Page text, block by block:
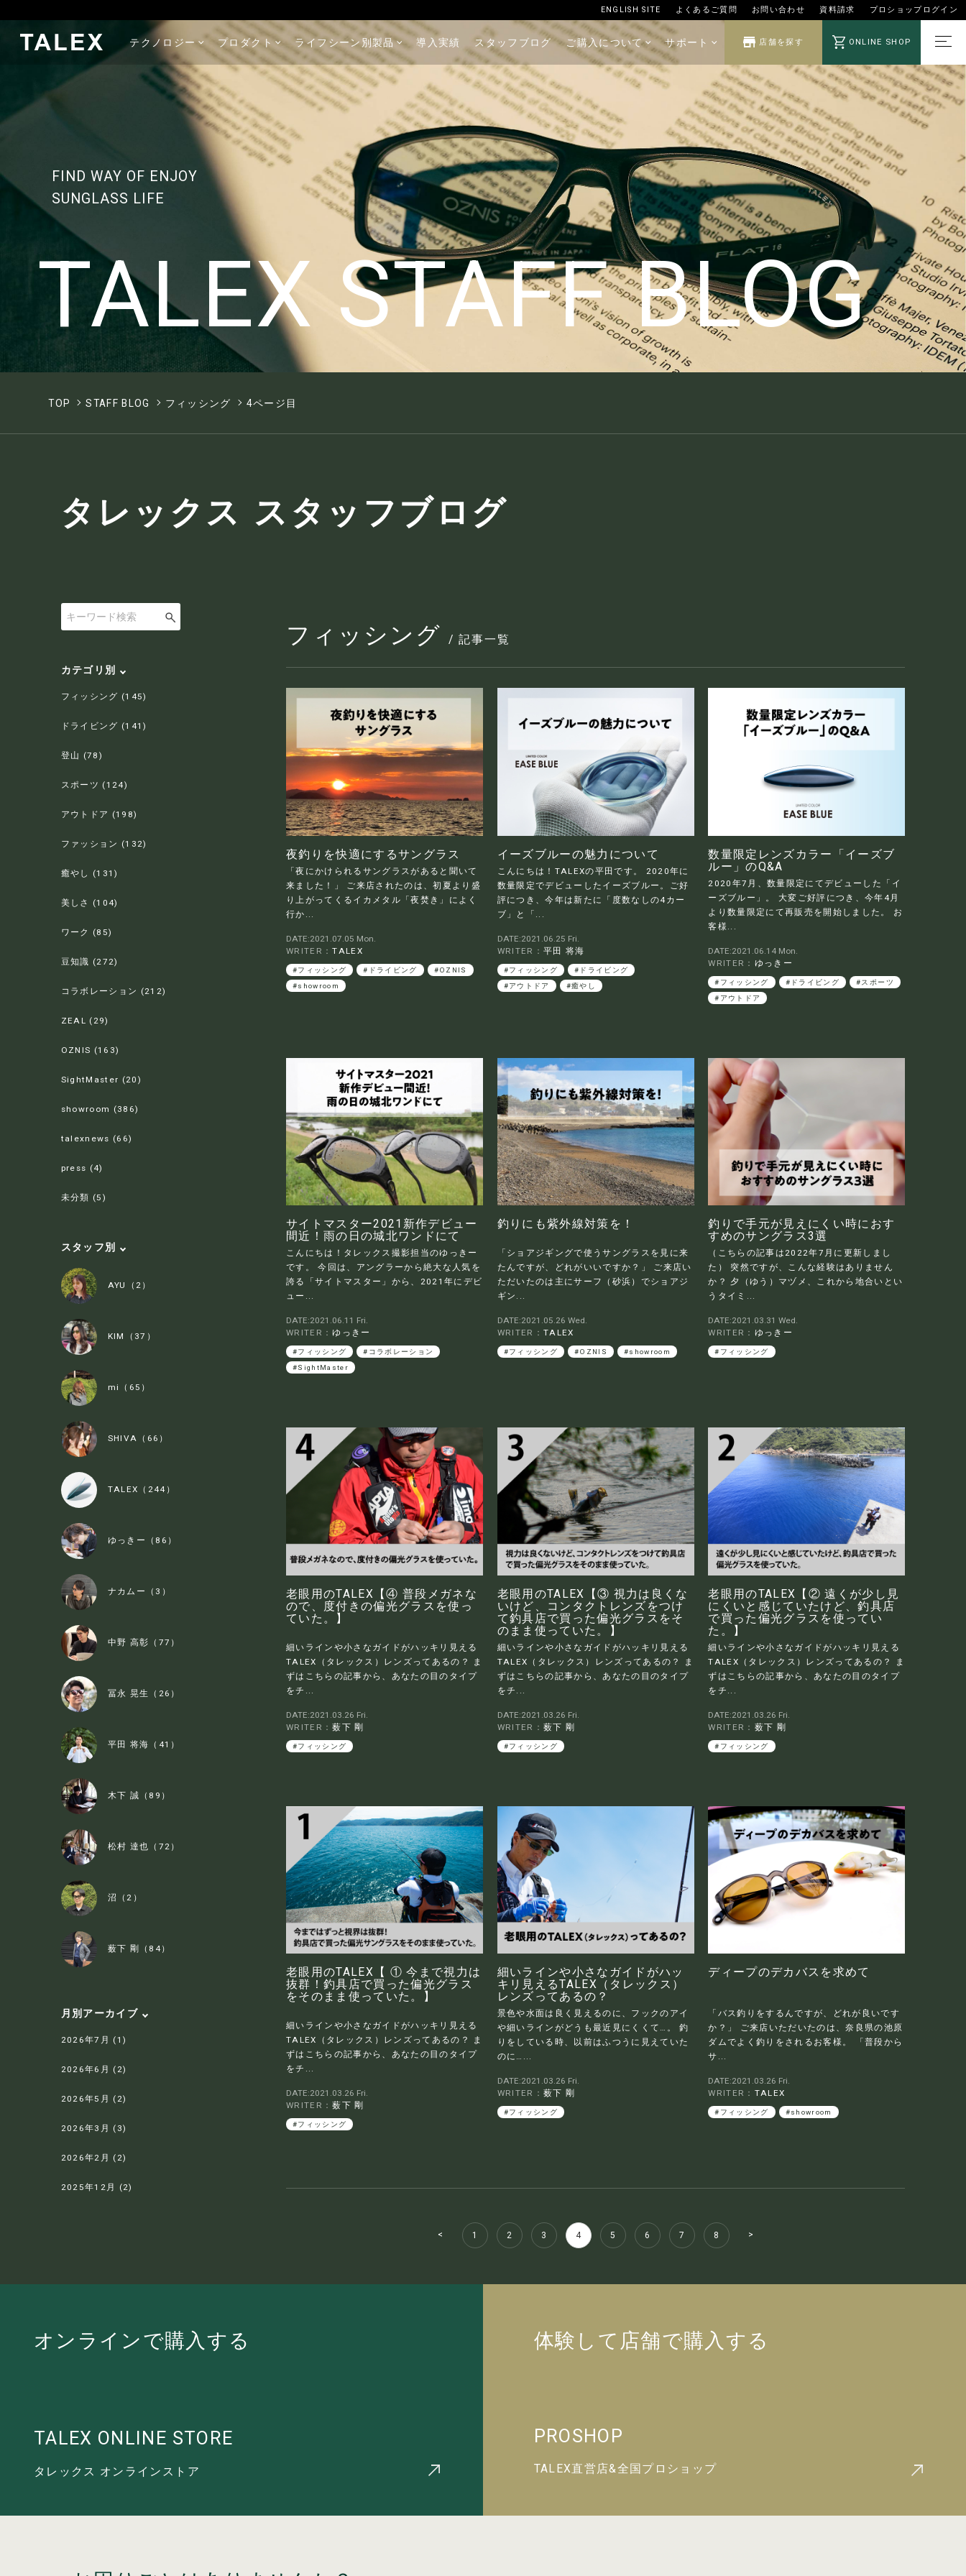
ENGLISH SITE よくあるご質問 お問い合わせ 資料請求 プロショップログイン
テクノロジー プロダクト ライフシーン別製品 導入実績 スタッフブログ ご購入について サポート 店舗を探す ONLINE SHOP
FIND WAY OF ENJOY
SUNGLASS LIFE
TALEX STAFF BLOG
TOP STAFF BLOG フィッシング 4ページ目
タレックス スタッフブログ
カテゴリ別
フィッシング (145)
ドライビング (141)
登山 (78)
スポーツ (124)
アウトドア (198)
ファッション (132)
癒やし (131)
美しさ (104)
ワーク (85)
豆知識 (272)
コラボレーション (212)
ZEAL (29)
OZNIS (163)
SightMaster (20)
showroom (386)
talexnews (66)
press (4)
未分類 (5)
スタッフ別
AYU（2）
KIM（37）
mi（65）
SHIVA（66）
TALEX（244）
ゆっきー（86）
ナカムー（3）
中野 高彰（77）
冨永 晃生（26）
平田 将海（41）
木下 誠（89）
松村 達也（72）
沼（2）
薮下 剛（84）
月別アーカイブ
2026年7月 (1)
2026年6月 (2)
2026年5月 (2)
2026年3月 (3)
2026年2月 (2)
2025年12月 (2)
フィッシング / 記事一覧
夜釣りを快適にするサングラス
「夜にかけられるサングラスがあると聞いて
来ました！」 ご来店されたのは、初夏より盛
り上がってくるイカメタル「夜焚き」によく
行か...
DATE:2021.07.05 Mon.
WRITER：TALEX
#フィッシング #ドライビング
#OZNIS
#showroom
イーズブルーの魅力について
こんにちは！TALEXの平田です。 2020年に
数量限定でデビューしたイーズブルー。ご好
評につき、今年は新たに「度数なしの4カー
ブ」と「...
DATE:2021.06.25 Fri.
WRITER： 平田 将海
#フィッシング
#ドライビング
#アウトドア
#癒やし
数量限定レンズカラー「イーズブ
ルー」のQ&A
2020年7月、数量限定にてデビューした「イ
ーズブルー」。 大変ご好評につき、今年4月
より数量限定にて再販売を開始しました。 お
客様...
DATE:2021.06.14 Mon.
WRITER： ゆっきー
#フィッシング #ドライビング
#スポーツ
#アウトドア
サイトマスター2021新作デビュー
間近！雨の日の城北ワンドにて
こんにちは！タレックス撮影担当のゆっきー
です。 今回は、アングラーから絶大な人気を
誇る「サイトマスター」から、2021年にデビ
ュー...
DATE:2021.06.11 Fri.
WRITER：ゆっきー
#フィッシング
#コラボレーション
#SightMaster
釣りにも紫外線対策を！
「ショアジギングで使うサングラスを見に来
たんですが、どれがいいですか？」 ご来店い
ただいたのは主にサーフ（砂浜）でショアジ
ギン...
DATE:2021.05.26 Wed.
WRITER： TALEX
#フィッシング #OZNIS #showroom
釣りで手元が見えにくい時におす
すめのサングラス3選
（こちらの記事は2022年7月に更新しまし
た） 突然ですが、こんな経験はありません
か？ 夕（ゆう）マヅメ、これから地合いとい
うタイミ...
DATE:2021.03.31 Wed.
WRITER： ゆっきー
#フィッシング
老眼用のTALEX【④ 普段メガネな
ので、度付きの偏光グラスを使っ
ていた。】
細いラインや小さなガイドがハッキリ見える
TALEX（タレックス）レンズってあるの？ ま
ずはこちらの記事から、あなたの目のタイプ
をチ...
DATE:2021.03.26 Fri.
WRITER：薮下 剛
#フィッシング
老眼用のTALEX【③ 視力は良くな
いけど、コンタクトレンズをつけ
て釣具店で買った偏光グラスをそ
のまま使っていた。】
細いラインや小さなガイドがハッキリ見える
TALEX（タレックス）レンズってあるの？ ま
ずはこちらの記事から、あなたの目のタイプ
をチ...
DATE:2021.03.26 Fri.
WRITER： 薮下 剛
#フィッシング
老眼用のTALEX【② 遠くが少し見
にくいと感じていたけど、釣具店
で買った偏光グラスを使ってい
た。】
細いラインや小さなガイドがハッキリ見える
TALEX（タレックス）レンズってあるの？ ま
ずはこちらの記事から、あなたの目のタイプ
をチ...
DATE:2021.03.26 Fri.
WRITER： 薮下 剛
#フィッシング
老眼用のTALEX【 ① 今まで視力は
抜群！釣具店で買った偏光グラス
をそのまま使っていた。】
細いラインや小さなガイドがハッキリ見える
TALEX（タレックス）レンズってあるの？ ま
ずはこちらの記事から、あなたの目のタイプ
をチ...
DATE:2021.03.26 Fri.
WRITER：薮下 剛
#フィッシング
細いラインや小さなガイドがハッ
キリ見えるTALEX（タレックス）
レンズってあるの？
景色や水面は良く見えるのに、フックのアイ
や細いラインがどうも最近見にくくて…。 釣
りをしている時、以前はふつうに見えていた
のに…...
DATE:2021.03.26 Fri.
WRITER： 薮下 剛
#フィッシング
ディープのデカバスを求めて
「バス釣りをするんですが、どれが良いです
か？」 ご来店いただいたのは、奈良県の池原
ダムでよく釣りをされるお客様。 「普段から
サ...
DATE:2021.03.26 Fri.
WRITER： TALEX
#フィッシング #showroom
< 1 2 3 4 5 6 7 8 >
オンラインで購入する
TALEX ONLINE STORE
タレックス オンラインストア
体験して店舗で購入する
PROSHOP
TALEX直営店&全国プロショップ